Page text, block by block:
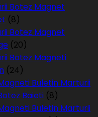
Botez Magnet
(8)
Botez Magnet
(20)
Botez Magneti
(24)
Buletin Marturii
Baieti (8)
Buletin Marturii